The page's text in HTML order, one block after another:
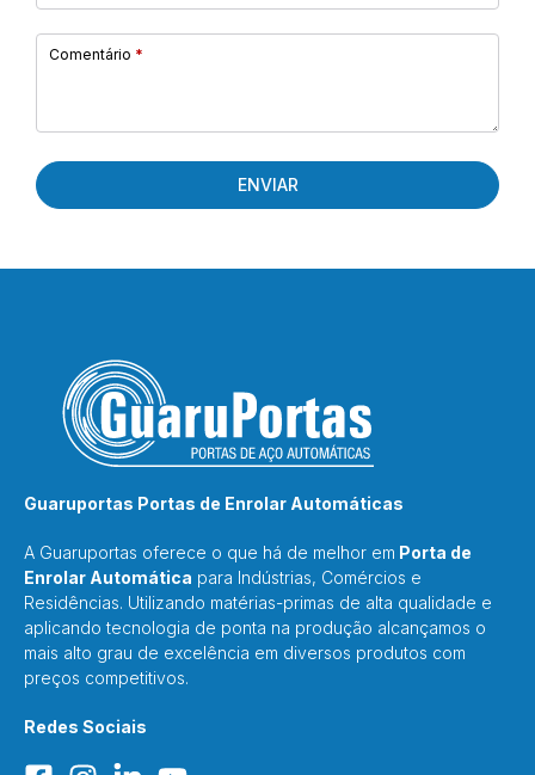
Comentário *
ENVIAR
Guaruportas Portas de Enrolar Automáticas
A Guaruportas oferece o que há de melhor em Porta de
Enrolar Automática para Indústrias, Comércios e
Residências. Utilizando matérias-primas de alta qualidade e
aplicando tecnologia de ponta na produção alcançamos o
mais alto grau de excelência em diversos produtos com
preços competitivos.
Redes Sociais